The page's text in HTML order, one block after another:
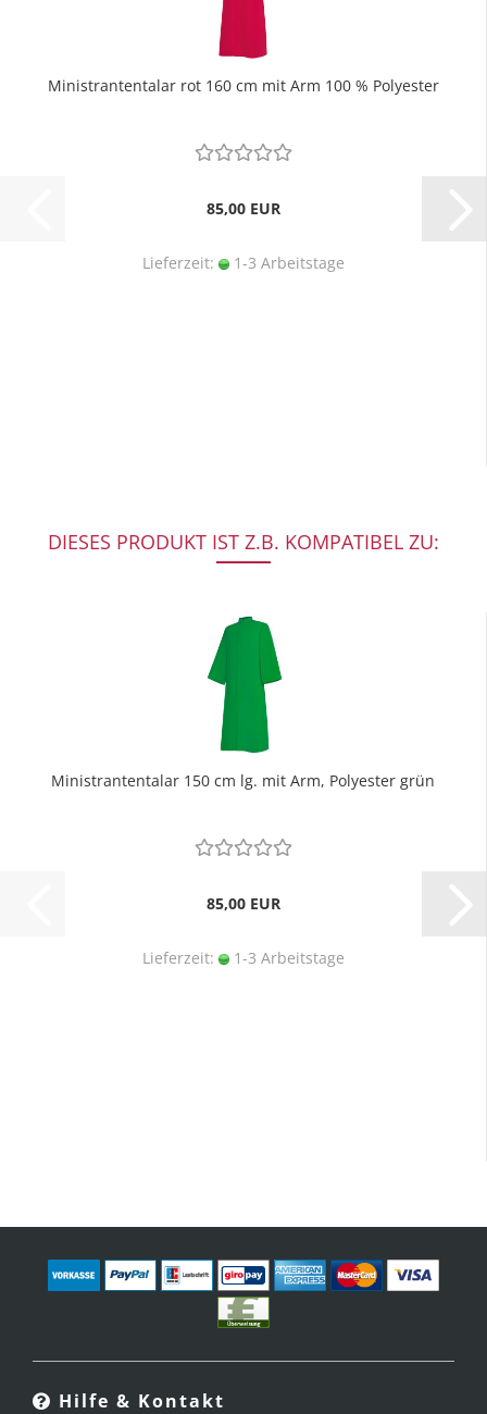
Ministrantentalar rot 160 cm mit Arm 100 % Polyester
85,00 EUR
Lieferzeit: 1-3 Arbeitstage
DIESES PRODUKT IST Z.B. KOMPATIBEL ZU:
Ministrantentalar 150 cm lg. mit Arm, Polyester grün
85,00 EUR
Lieferzeit: 1-3 Arbeitstage
Hilfe & Kontakt